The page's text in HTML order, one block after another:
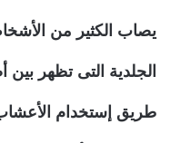
يصاب الكثير من
الجلدية التى تظهر
طريق إستخدام